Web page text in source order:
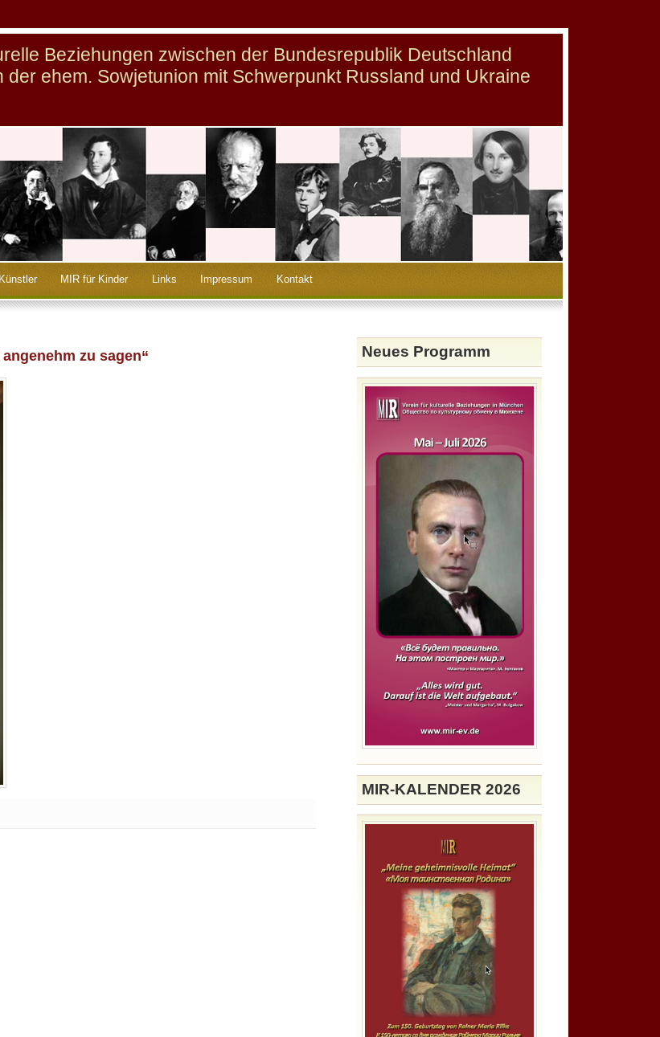
Beziehungen zwischen der Bundesrepublik Deutschland
der ehem. Sowjetunion mit Schwerpunkt Russland und Ukraine
Künstler MIR für Kinder Links Impressum Kontakt
zu sagen“ Neues Programm
MIR-KALENDER 2026